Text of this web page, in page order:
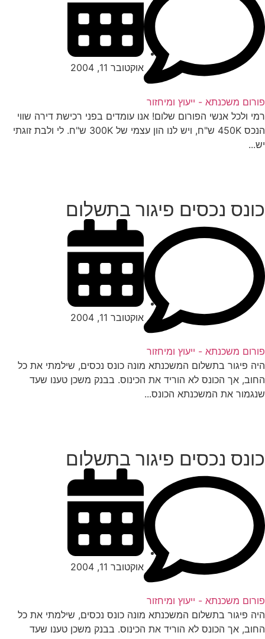
משכנתא - ייעוץ ומיחזור
אוקטובר 11, 2004
ולכל אנשי הפורום שלום! אנו עומדים בפני רכישת דירה שווי
הנכס 450K ש"ח, ויש לנו הון עצמי של 300K ש"ח. לי ולבת זוגתי
נכסים פיגור בתשלום
משכנתא - ייעוץ ומיחזור
אוקטובר 11, 2004
פיגור בתשלום המשכנתא מונה כונס נכסים, שילמתי את כל
אך הכונס לא הוריד את הכינוס. בבנק משכן טענו שעד
את המשכנתא הכונס...
נכסים פיגור בתשלום
משכנתא - ייעוץ ומיחזור
אוקטובר 11, 2004
פיגור בתשלום המשכנתא מונה כונס נכסים, שילמתי את כל
אך הכונס לא הוריד את הכינוס. בבנק משכן טענו שעד